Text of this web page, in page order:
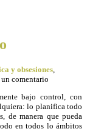
y obsesiones
comentario
bajo control, con
lo planifica todo
de manera que pueda
en todos lo ámbitos